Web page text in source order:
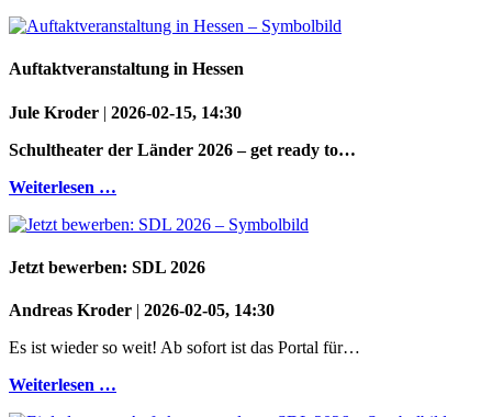
Auftaktveranstaltung in Hessen
Jule Kroder | 2026-02-15, 14:30
Schultheater der Länder 2026 – get ready to…
Weiterlesen …
Jetzt bewerben: SDL 2026
Andreas Kroder | 2026-02-05, 14:30
Es ist wieder so weit! Ab sofort ist das Portal für…
Weiterlesen …